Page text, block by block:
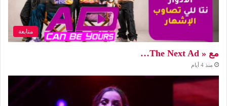
متابعة
مع « The Next Ad…
منذ 4 أيام